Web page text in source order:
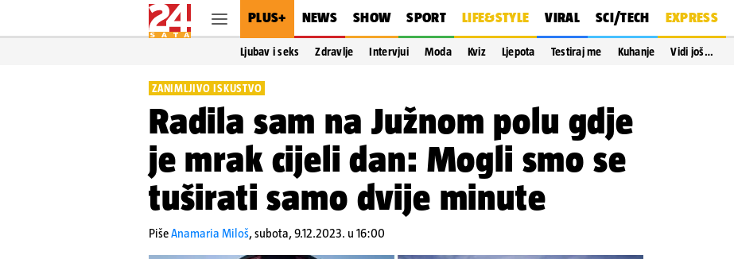
PLUS+ NEWS SHOW SPORT LIFE&STYLE VIRAL SCI/TECH EXPRESS
Ljubav i seks Zdravlje Intervjui Moda Kviz Ljepota Testiraj me Kuhanje Vidi još…
ZANIMLJIVO ISKUSTVO
Radila sam na Južnom polu gdje
je mrak cijeli dan: Mogli smo se
tuširati samo dvije minute
PišeAnamaria Miloš,subota, 9.12.2023. u 16:00